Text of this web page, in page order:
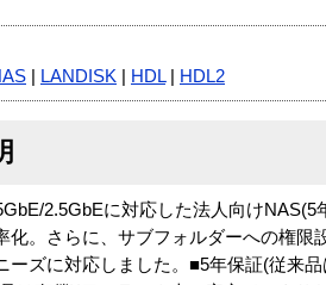
LANDISK HDL| HDL2
2.5GbEに対応した法人向け
化。さらに、サブフォルダーへの権
ーズに対応しました。■5年保証(従来